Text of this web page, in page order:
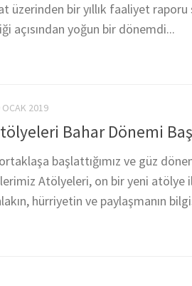
üzerinden bir yıllık faaliyet
açısından yoğun bir dönemdi...
OCAK 2019
Bahar Dönemi
başlattığımız ve güz
Atölyeleri, on bir yeni atölye
hürriyetin ve paylaşmanın